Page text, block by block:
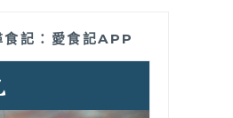
食記：愛食記APP